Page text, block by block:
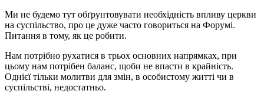
Ми не будемо тут обґрунтовувати необхідність впливу церкви
на суспільство, про це дуже часто говориться на Форумі.
Питання в тому, як це робити.
Нам потрібно рухатися в трьох основних напрямках, при
цьому нам потрібен баланс, щоби не впасти в крайність.
Однієї тільки молитви для змін, в особистому житті чи в
суспільстві, недостатньо.